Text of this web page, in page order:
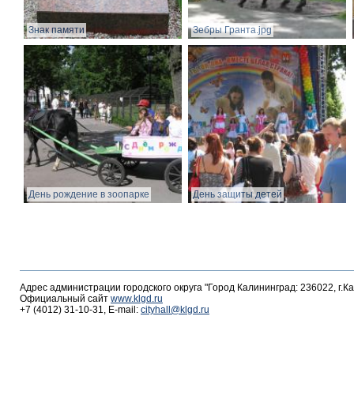
Знак памяти Зебры Гранта.jpg
День рождение в зоопарке День защиты детей
Адрес администрации городского округа "Город Калининград: 236022,
Официальный сайт www.klgd.ru
+7 (4012) 31-10-31, E-mail: cityhall@klgd.ru